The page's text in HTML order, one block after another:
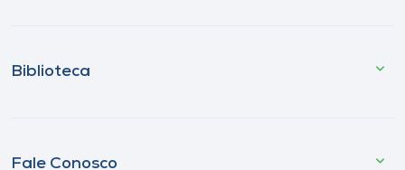
Biblioteca
Fale Conosco